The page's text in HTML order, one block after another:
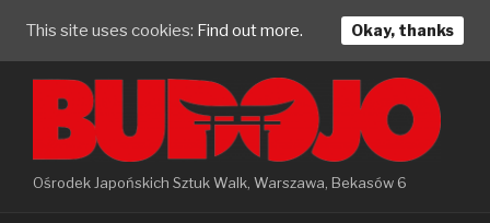
content
Ośrodek Japońskich Sztuk Walk, Warszawa, Bekasów 6
This site uses cookies: Find out more. Okay, thanks